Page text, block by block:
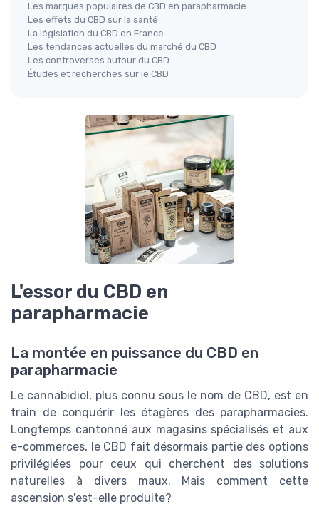
Les marques populaires de CBD en parapharmacie
Les effets du CBD sur la santé
La législation du CBD en France
Les tendances actuelles du marché du CBD
Les controverses autour du CBD
Études et recherches sur le CBD
L'essor du CBD en
parapharmacie
La montée en puissance du CBD en
parapharmacie
Le cannabidiol, plus connu sous le nom de CBD, est en
train de conquérir les étagères des parapharmacies.
Longtemps cantonné aux magasins spécialisés et aux
e-commerces, le CBD fait désormais partie des options
privilégiées pour ceux qui cherchent des solutions
naturelles à divers maux. Mais comment cette
ascension s'est-elle produite?